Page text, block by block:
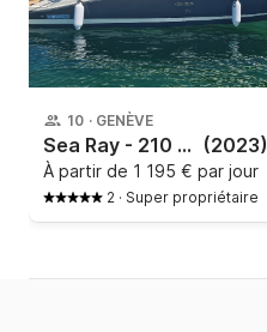
10 · GENÈVE
Sea Ray - 210 SPX (2023)
À partir de 1 195 € par jour
2 · Super propriétaire